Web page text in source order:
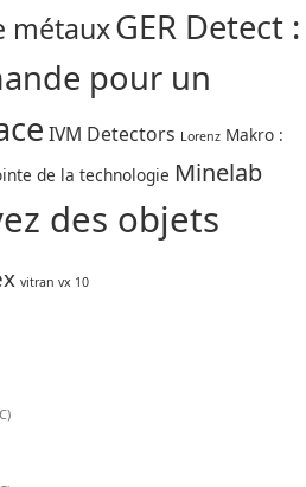
métauxGER Detect :
pour un
IVM Detectors Lorenz Makro :
de la technologie Minelab
des objets
vitran vx 10